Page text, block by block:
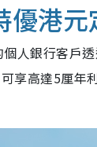
優港
人銀行客戶
享高達5厘年